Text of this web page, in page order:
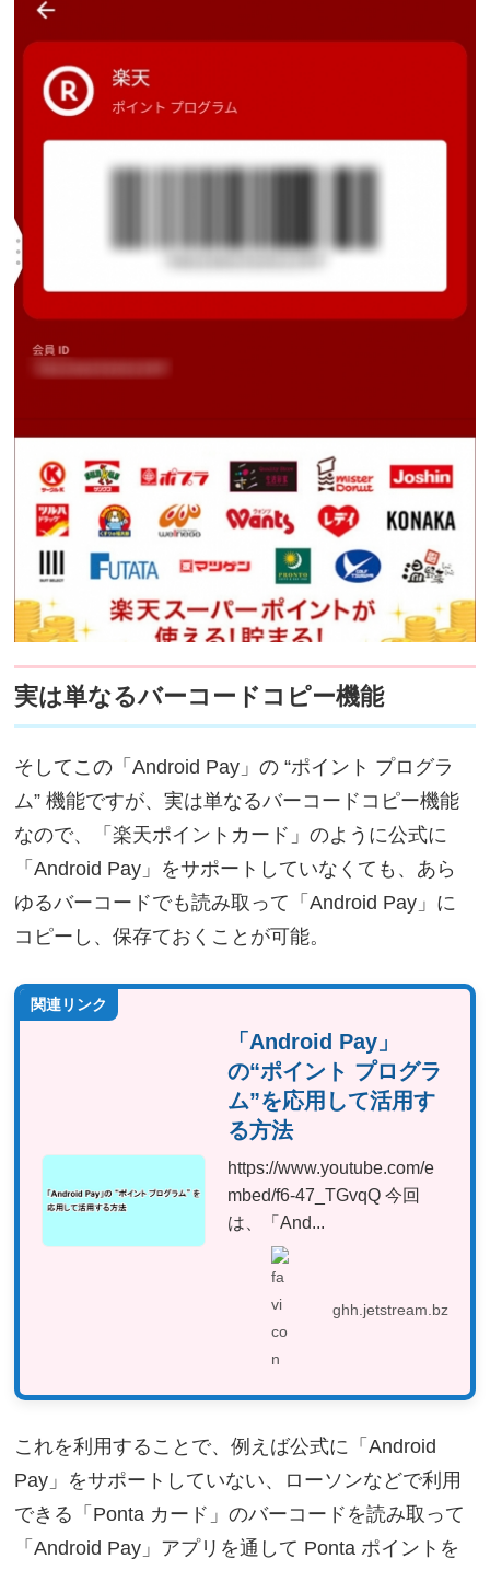
実は単なるバーコードコピー機能
そしてこの「Android Pay」の “ポイント プログラ
ム” 機能ですが、実は単なるバーコードコピー機能
なので、「楽天ポイントカード」のように公式に
「Android Pay」をサポートしていなくても、あら
ゆるバーコードでも読み取って「Android Pay」に
コピーし、保存ておくことが可能。
関連リンク
「Android Pay」
の“ポイント プログラ
ム”を応用して活用す
る方法
https://www.youtube.com/e
mbed/f6-47_TGvqQ 今回
は、「And...
ghh.jetstream.bz
これを利用することで、例えば公式に「Android
Pay」をサポートしていない、ローソンなどで利用
できる「Ponta カード」のバーコードを読み取って
「Android Pay」アプリを通して Ponta ポイントを